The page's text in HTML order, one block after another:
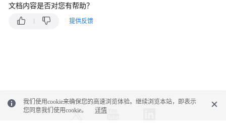
对
接
接
文档内容是否对您有帮助？
提供反馈
我们使用cookie来确保您的高速浏览体验。继续浏览本站，即表示
您同意我们使用cookie。
详情